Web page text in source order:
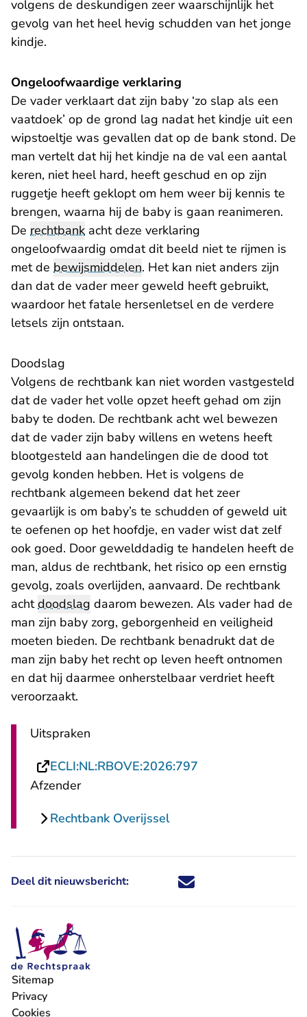
volgens de deskundigen zeer waarschijnlijk het
gevolg van het heel hevig schudden van het jonge
kindje.
Ongeloofwaardige verklaring
De vader verklaart dat zijn baby ‘zo slap als een
vaatdoek’ op de grond lag nadat het kindje uit een
wipstoeltje was gevallen dat op de bank stond. De
man vertelt dat hij het kindje na de val een aantal
keren, niet heel hard, heeft geschud en op zijn
ruggetje heeft geklopt om hem weer bij kennis te
brengen, waarna hij de baby is gaan reanimeren.
De rechtbank acht deze verklaring
ongeloofwaardig omdat dit beeld niet te rijmen is
met de bewijsmiddelen. Het kan niet anders zijn
dan dat de vader meer geweld heeft gebruikt,
waardoor het fatale hersenletsel en de verdere
letsels zijn ontstaan.
Doodslag
Volgens de rechtbank kan niet worden vastgesteld
dat de vader het volle opzet heeft gehad om zijn
baby te doden. De rechtbank acht wel bewezen
dat de vader zijn baby willens en wetens heeft
blootgesteld aan handelingen die de dood tot
gevolg konden hebben. Het is volgens de
rechtbank algemeen bekend dat het zeer
gevaarlijk is om baby’s te schudden of geweld uit
te oefenen op het hoofdje, en vader wist dat zelf
ook goed. Door gewelddadig te handelen heeft de
man, aldus de rechtbank, het risico op een ernstig
gevolg, zoals overlijden, aanvaard. De rechtbank
achtdoodslag daarom bewezen. Als vader had de
man zijn baby zorg, geborgenheid en veiligheid
moeten bieden. De rechtbank benadrukt dat de
man zijn baby het recht op leven heeft ontnomen
en dat hij daarmee onherstelbaar verdriet heeft
veroorzaakt.
Uitspraken
ECLI:NL:RBOVE:2026:797
Afzender
Rechtbank Overijssel
Deel dit nieuwsbericht: Deel dit nieuwsbericht via X -
Deel dit nieuwsbericht via
Deel dit nieuwsbericht
Deel dit
Sitemap
Privacy
Cookies